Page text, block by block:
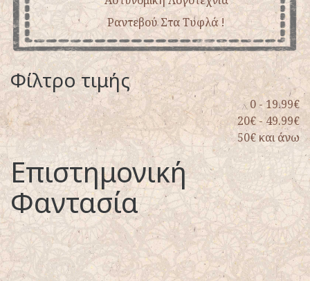
Ραντεβού Στα Τυφλά !
Φίλτρο τιμής
0 - 19.99€
20€ - 49.99€
50€ και άνω
Επιστημονική
Φαντασία